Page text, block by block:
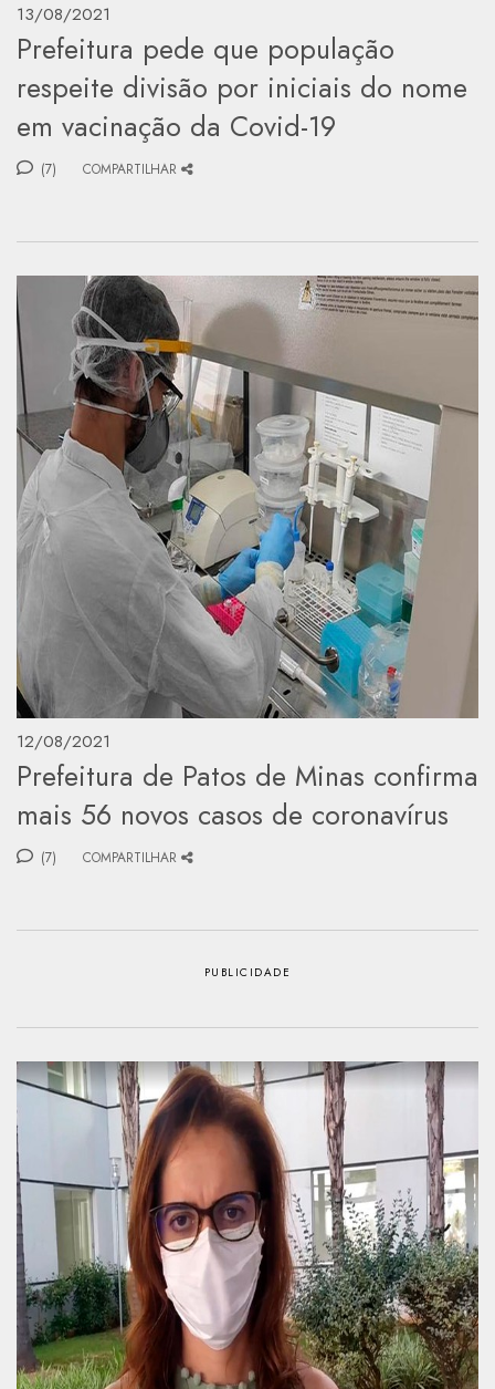
13/08/2021
Prefeitura pede que população
respeite divisão por iniciais do nome
em vacinação da Covid-19
(7) COMPARTILHAR
12/08/2021
Prefeitura de Patos de Minas confirma
mais 56 novos casos de coronavírus
(7) COMPARTILHAR